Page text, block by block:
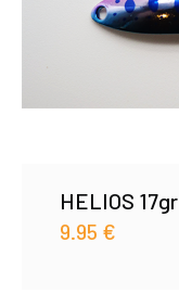
HELIOS 17gr
9.95 €